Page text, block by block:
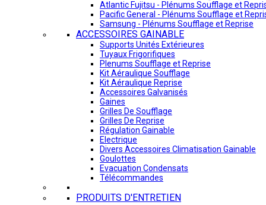
Atlantic Fujitsu - Plénums Soufflage et
Pacific General - Plénums Soufflage et
Samsung - Plénums Soufflage et Reprise
ACCESSOIRES GAINABLE
Supports Unités Extérieures
Tuyaux Frigorifiques
Plenums Soufflage et Reprise
Kit Aéraulique Soufflage
Kit Aéraulique Reprise
Accessoires Galvanisés
Gaines
Grilles De Soufflage
Grilles De Reprise
Régulation Gainable
Electrique
Divers Accessoires Climatisation Gainable
Goulottes
Evacuation Condensats
Télécommandes
PRODUITS D'ENTRETIEN